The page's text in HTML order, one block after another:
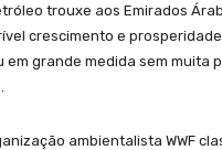
trouxe aos Emirados
crescimento e
em grande medida sem muita
ambientalista WWF